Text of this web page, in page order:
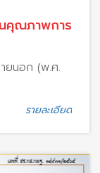
นคุณภาพการ
ยนอก (พ.ศ.
รายละเอียด